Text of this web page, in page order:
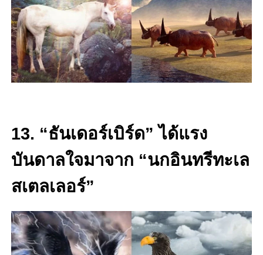
13. “ธันเดอร์เบิร์ด” ได้แรง
บันดาลใจมาจาก “นกอินทรีทะเล
สเตลเลอร์”